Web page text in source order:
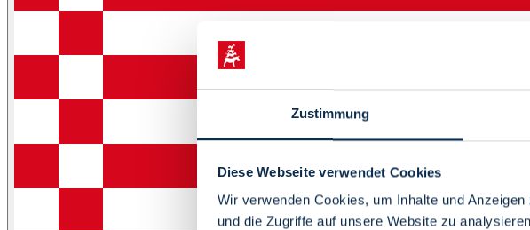
Zustimmung
Diese Webseite verwendet Cookies
Wir verwenden Cookies, um Inhalte und
und die Zugriffe auf unsere Website zu